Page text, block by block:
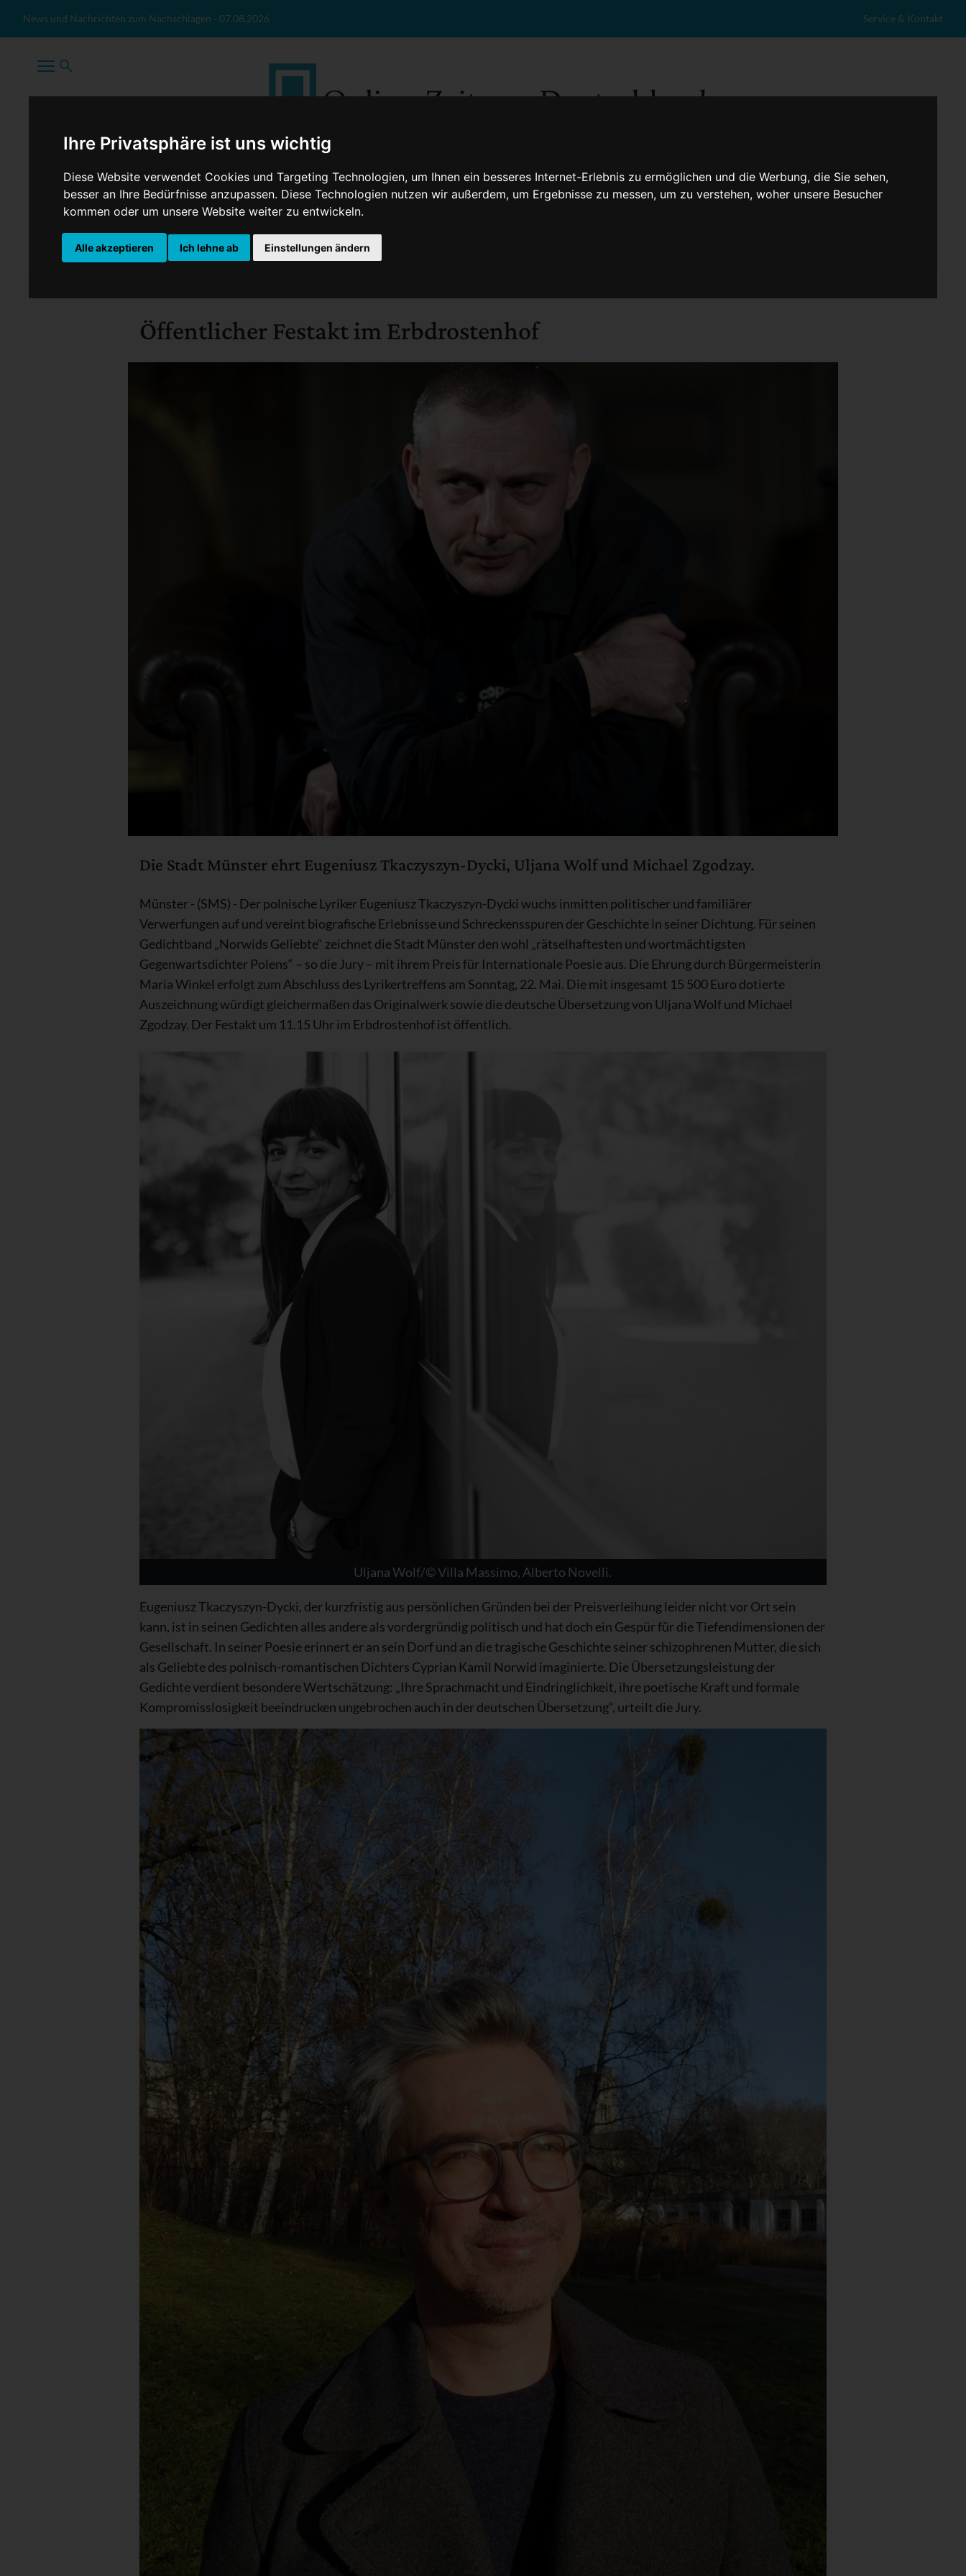
Ihre Privatsphäre ist uns wichtig
Diese Website verwendet Cookies und Targeting Technologien, um Ihnen ein besseres Internet-Erlebnis zu ermöglichen und die Werbung, die Sie sehen,
besser an Ihre Bedürfnisse anzupassen. Diese Technologien nutzen wir außerdem, um Ergebnisse zu messen, um zu verstehen, woher unsere Besucher
kommen oder um unsere Website weiter zu entwickeln.
Alle akzeptieren Ich lehne ab Einstellungen ändern
News und Nachrichten zum Nachschlagen - 07.08.2026 Service & Kontakt
TopNews Politik Sport Wirtschaft Firmennews Gesellschaft
Öffentlicher Festakt im Erbdrostenhof
Die Stadt Münster ehrt Eugeniusz Tkaczyszyn-Dycki, Uljana Wolf und Michael Zgodzay.
Münster - (SMS) - Der polnische Lyriker Eugeniusz Tkaczyszyn-Dycki wuchs inmitten politischer und familiärer
Verwerfungen auf und vereint biografische Erlebnisse und Schreckensspuren der Geschichte in seiner Dichtung. Für seinen
Gedichtband „Norwids Geliebte“ zeichnet die Stadt Münster den wohl „rätselhaftesten und wortmächtigsten
Gegenwartsdichter Polens“ – so die Jury – mit ihrem Preis für Internationale Poesie aus. Die Ehrung durch Bürgermeisterin
Maria Winkel erfolgt zum Abschluss des Lyrikertreffens am Sonntag, 22. Mai. Die mit insgesamt 15 500 Euro dotierte
Auszeichnung würdigt gleichermaßen das Originalwerk sowie die deutsche Übersetzung von Uljana Wolf und Michael
Zgodzay. Der Festakt um 11.15 Uhr im Erbdrostenhof ist öffentlich.
Uljana Wolf/© Villa Massimo, Alberto Novelli.
Eugeniusz Tkaczyszyn-Dycki, der kurzfristig aus persönlichen Gründen bei der Preisverleihung leider nicht vor Ort sein
kann, ist in seinen Gedichten alles andere als vordergründig politisch und hat doch ein Gespür für die Tiefendimensionen der
Gesellschaft. In seiner Poesie erinnert er an sein Dorf und an die tragische Geschichte seiner schizophrenen Mutter, die sich
als Geliebte des polnisch-romantischen Dichters Cyprian Kamil Norwid imaginierte. Die Übersetzungsleistung der
Gedichte verdient besondere Wertschätzung: „Ihre Sprachmacht und Eindringlichkeit, ihre poetische Kraft und formale
Kompromisslosigkeit beeindrucken ungebrochen auch in der deutschen Übersetzung“, urteilt die Jury.